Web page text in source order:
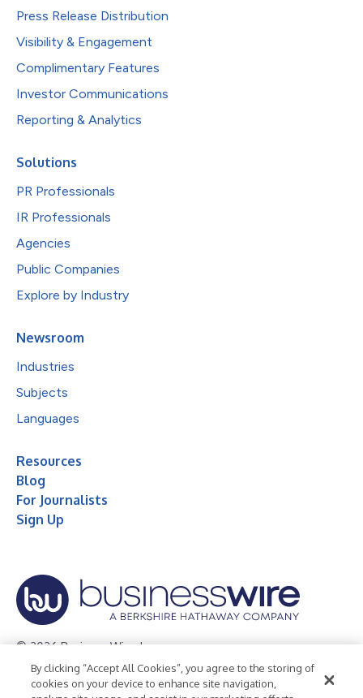
Press Release Distribution
Visibility & Engagement
Complimentary Features
Investor Communications
Reporting & Analytics
Solutions
PR Professionals
IR Professionals
Agencies
Public Companies
Explore by Industry
Newsroom
Industries
Subjects
Languages
Resources
Blog
For Journalists
Sign Up
© 2026 Business Wire, Inc.
Privacy Policy Cookie Policy
Accessibility Statement
By clicking “Accept All Cookies”, you agree to the storing of
cookies on your device to enhance site navigation,